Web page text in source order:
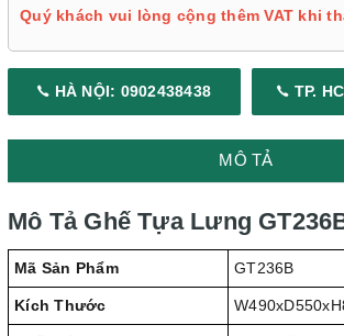
Quý khách vui lòng cộng thêm VAT khi
HÀ NỘI: 0902438438 TP.
MÔ TẢ
Mô Tả Ghế Tựa Lưng
Mã Sản Phẩm GT236B
Kích Thước